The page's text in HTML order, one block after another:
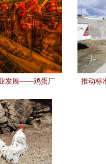
发展——鸡蛋厂
推动标